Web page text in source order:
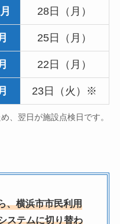
28日（月）
25日（月）
22日（月）
23日（火）※
、翌日が施設点検日です。
、横浜市市民利用
ステムに切り替わ